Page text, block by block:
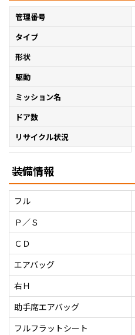
管理番号
タイプ
形状
駆動
ミッション名
ドア数
リサイクル状況
装備情報
フル
Ｐ／Ｓ
ＣＤ
エアバッグ
右Ｈ
助手席エアバッグ
フルフラットシート